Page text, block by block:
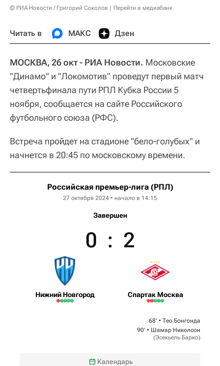
© РИА Новости / Григорий Соколов Перейти в медиабанк
Читать в МАКС Дзен
МОСКВА, 26 окт - РИА Новости. Московские
"Динамо" и "Локомотив" проведут первый матч
четвертьфинала пути РПЛ Кубка России 5
ноября, сообщается на сайте Российского
футбольного союза (РФС).
Встреча пройдет на стадионе "бело-голубых" и
начнется в 20:45 по московскому времени.
Российская премьер-лига (РПЛ)
27 октября 2024 • начало в 14:15
Завершен
Нижний Новгород
0 : 2
Спартак Москва
68‎’‎ • Тео Бонгонда
90‎’‎ • Шамар Николсон
(Эсекьель Барко)
Календарь